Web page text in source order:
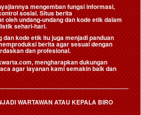
mengemban fungsi informasi,
sosial. Situs berita
oleh undang-undang dan kode etik dalam
sehari-hari.
dan kode etik itu juga menjadi panduan
berita agar sesuai dengan
dan profesional.
mengharapkan dukungan
agar layanan kami semakin baik dan
WARTAWAN ATAU KEPALA BIRO